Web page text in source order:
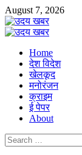
Skip
to
content
August 7, 2026
Primary
Home
देश विदेश
खेलकूद
मनोरंजन
क्राइम
ई पेपर
About
Search
for: